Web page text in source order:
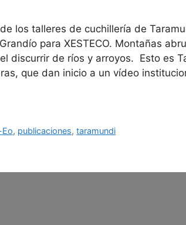
los talleres de cuchillería de
para XESTECO. Montañas
discurrir de ríos y arroyos. Esto es
que dan inicio a un vídeo
, publicaciones,taramundi